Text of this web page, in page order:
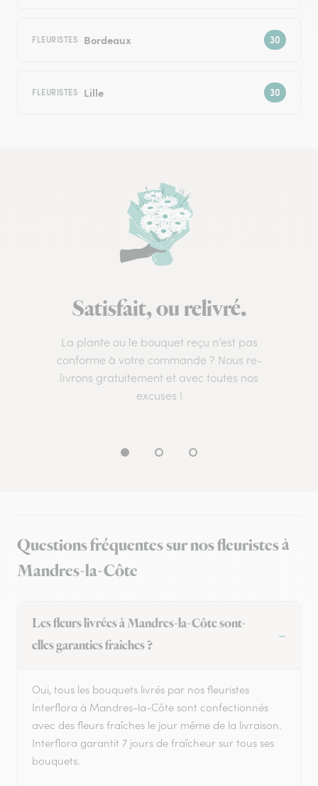
FLEURISTES Bordeaux
FLEURISTES Lille
Satisfait, ou relivré.
La plante ou le bouquet reçu n’est pas
conforme à votre commande ? Nous re-
livrons gratuitement et avec toutes nos
excuses !
Questions fréquentes sur nos fleuristes à
Mandres-la-Côte
Les fleurs livrées à Mandres-la-Côte sont-
elles garanties fraîches ?
Oui, tous les bouquets livrés par nos fleuristes
Interflora à Mandres-la-Côte sont confectionnés
avec des fleurs fraîches le jour même de la livraison.
Interflora garantit 7 jours de fraîcheur sur tous ses
bouquets.